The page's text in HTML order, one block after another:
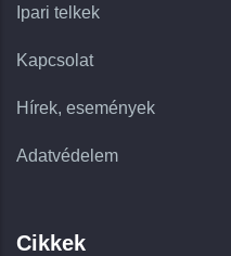
Ipari telkek
Kapcsolat
Hírek, események
Adatvédelem
Cikkek